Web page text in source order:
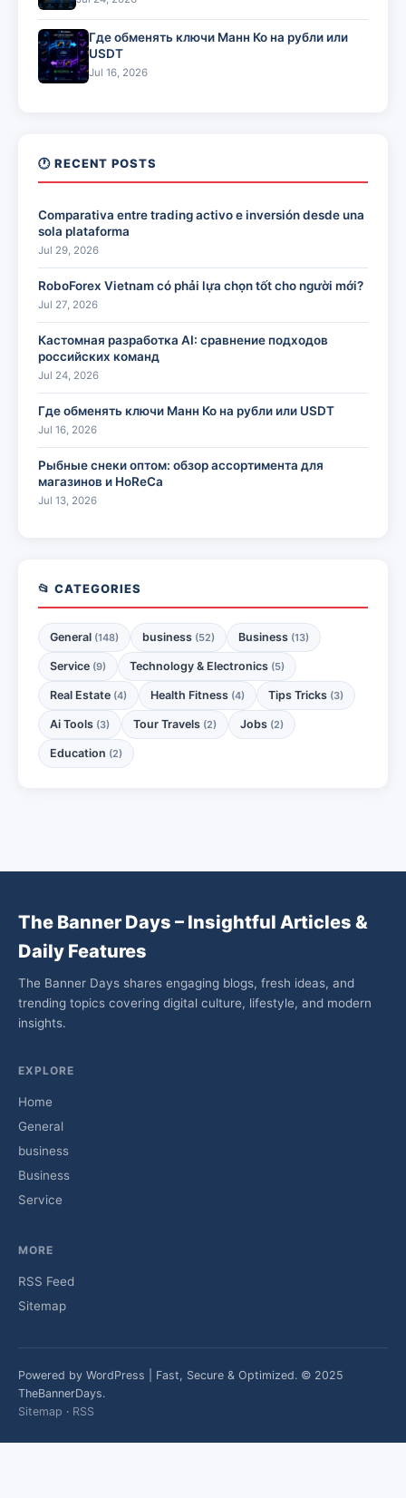
Где обменять ключи Манн Ко на рубли или
USDT
Jul 16, 2026
🕐 RECENT POSTS
Comparativa entre trading activo e inversión desde una
sola plataforma
Jul 29, 2026
RoboForex Vietnam có phải lựa chọn tốt cho người mới?
Jul 27, 2026
Кастомная разработка AI: сравнение подходов
российских команд
Jul 24, 2026
Где обменять ключи Манн Ко на рубли или USDT
Jul 16, 2026
Рыбные снеки оптом: обзор ассортимента для
магазинов и HoReCa
Jul 13, 2026
📂 CATEGORIES
General (148) business (52) Business (13)
Service (9) Technology & Electronics (5)
Real Estate (4) Health Fitness (4) Tips Tricks (3)
Ai Tools (3) Tour Travels (2) Jobs (2)
Education (2)
The Banner Days – Insightful Articles &
Daily Features
The Banner Days shares engaging blogs, fresh ideas, and
trending topics covering digital culture, lifestyle, and modern
insights.
EXPLORE
Home
General
business
Business
Service
MORE
RSS Feed
Sitemap
Powered by WordPress | Fast, Secure & Optimized. © 2025
TheBannerDays.
Sitemap · RSS